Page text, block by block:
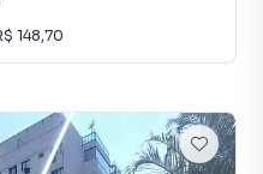
148,70